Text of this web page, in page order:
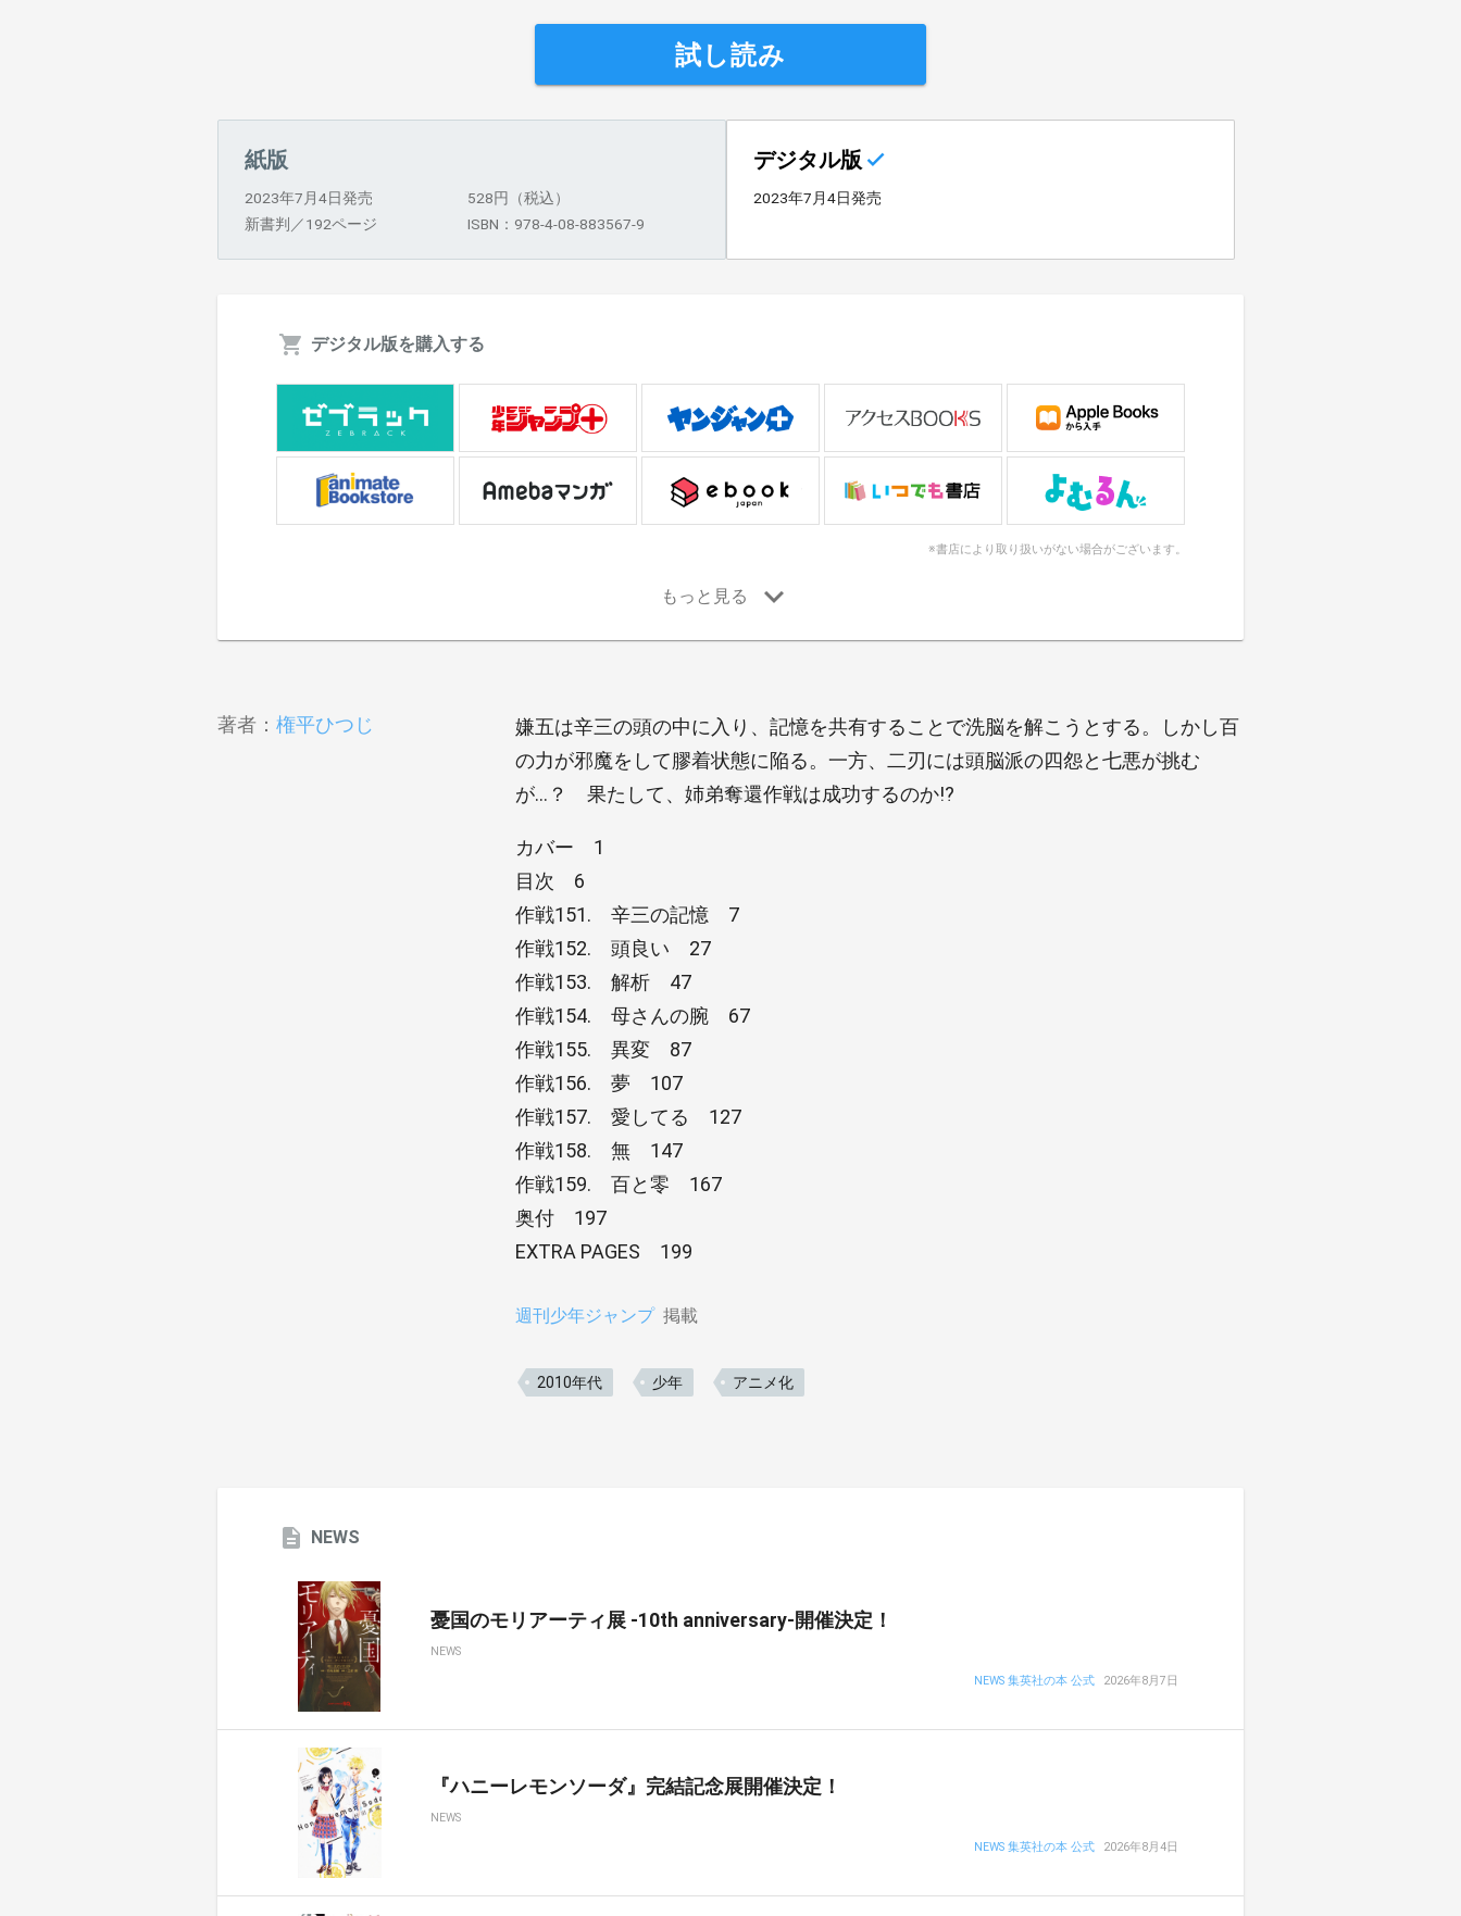
試し読み
紙版
2023年7月4日発売
528円（税込）
新書判／192ページ
ISBN：978-4-08-883567-9
デジタル版
2023年7月4日発売
デジタル版を購入する
※書店により取り扱いがない場合がございます。
著者： 権平ひつじ
嫌五は辛三の頭の中に入り、記憶を共有することで洗脳を解こうとする。しかし百
の力が邪魔をして膠着状態に陥る。一方、二刃には頭脳派の四怨と七悪が挑む
が…？ 果たして、姉弟奪還作戦は成功するのか!?
カバー 1
目次 6
作戦151. 辛三の記憶 7
作戦152. 頭良い 27
作戦153. 解析 47
作戦154. 母さんの腕 67
作戦155. 異変 87
作戦156. 夢 107
作戦157. 愛してる 127
作戦158. 無 147
作戦159. 百と零 167
奥付 197
EXTRA PAGES 199
週刊少年ジャンプ 掲載
2010年代 少年 アニメ化
NEWS
憂国のモリアーティ展 -10th anniversary-開催決定！
NEWS
NEWS 集英社の本 公式 2026年8月7日
『ハニーレモンソーダ』完結記念展開催決定！
NEWS
NEWS 集英社の本 公式 2026年8月4日